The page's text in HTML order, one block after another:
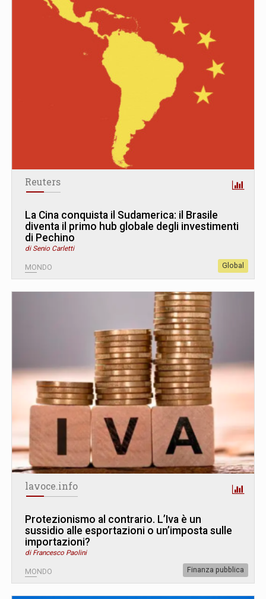
Reuters
La Cina conquista il Sudamerica: il Brasile
diventa il primo hub globale degli investimenti
di Pechino
di Senio Carletti
MONDO Global
lavoce.info
Protezionismo al contrario. L’Iva è un
sussidio alle esportazioni o un’imposta sulle
importazioni?
di Francesco Paolini
MONDO Finanza pubblica